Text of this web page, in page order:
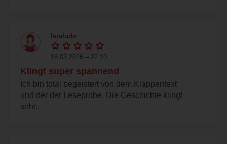
laraludo
16.03.2026 – 22:10
Klingt super spannend
Ich bin total begeistert von dem Klappentext
und der der Leseprobe. Die Geschichte klingt
sehr...